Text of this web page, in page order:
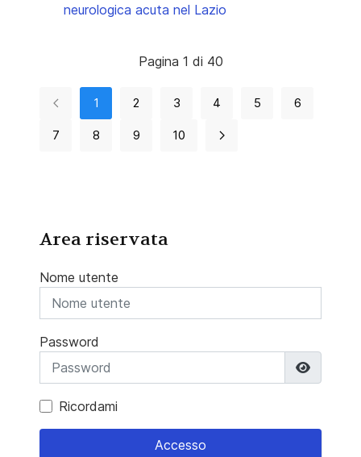
neurologica acuta nel Lazio
Pagina 1 di 40
1 2 3 4 5 6
7 8 9 10
Area riservata
Nome utente
Password
Ricordami
Accesso